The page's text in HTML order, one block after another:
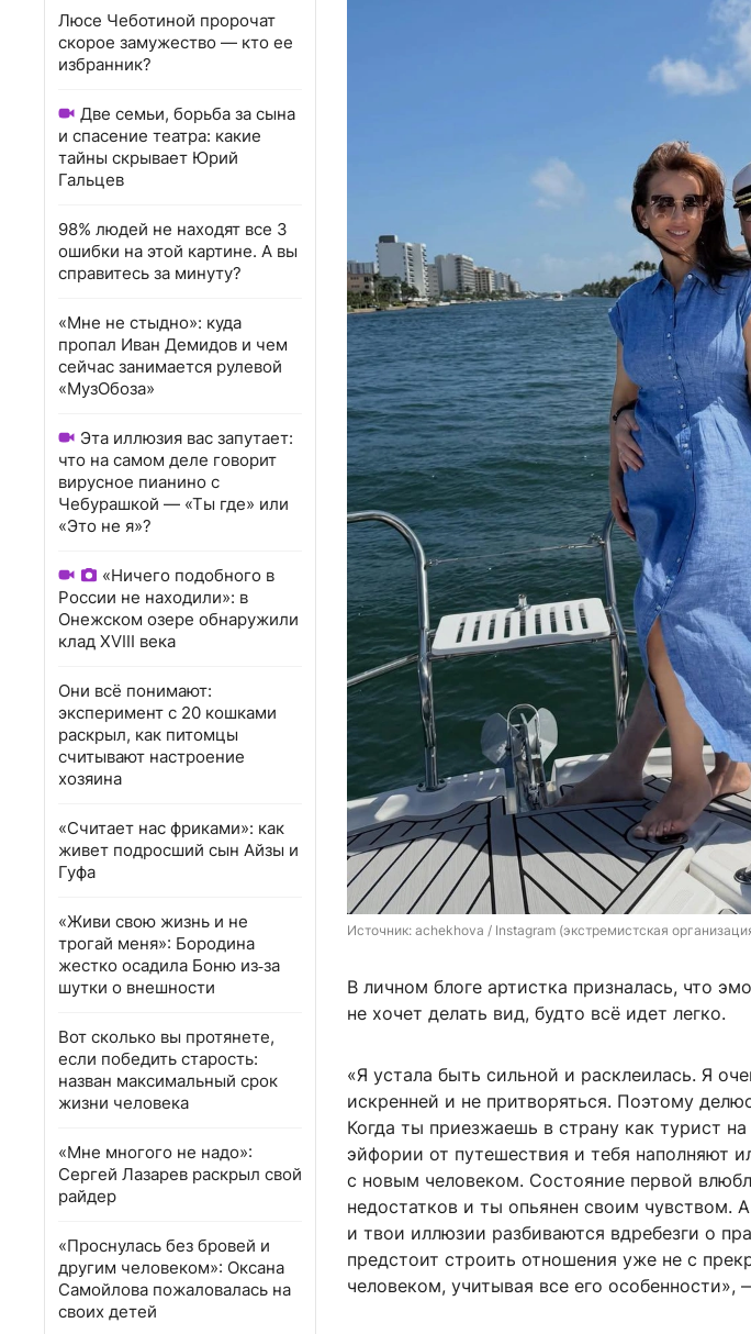
Люсе Чеботиной пророчат
скорое замужество — кто ее
избранник?
Две семьи, борьба за сына
и спасение театра: какие
тайны скрывает Юрий
Гальцев
98% людей не находят все 3
ошибки на этой картине. А вы
справитесь за минуту?
«Мне не стыдно»: куда
пропал Иван Демидов и чем
сейчас занимается рулевой
«МузОбоза»
Эта иллюзия вас запутает:
что на самом деле говорит
вирусное пианино с
Чебурашкой — «Ты где» или
«Это не я»?
«Ничего подобного в
России не находили»: в
Онежском озере обнаружили
клад XVIII века
Они всё понимают:
эксперимент с 20 кошками
раскрыл, как питомцы
считывают настроение
хозяина
«Считает нас фриками»: как
живет подросший сын Айзы и
Гуфа
«Живи свою жизнь и не
трогай меня»: Бородина
жестко осадила Боню из‑за
шутки о внешности
Вот сколько вы протянете,
если победить старость:
назван максимальный срок
жизни человека
«Мне многого не надо»:
Сергей Лазарев раскрыл свой
райдер
«Проснулась без бровей и
другим человеком»: Оксана
Самойлова пожаловалась на
своих детей
Источник: achekhova / Instagram (экстремистская
В личном блоге артистка призналась, что
не хочет делать вид, будто всё идет легко.
«Я устала быть сильной и расклеилась. Я
искренней и не притворяться. Поэтому
Когда ты приезжаешь в страну как турист
эйфории от путешествия и тебя наполняют
с новым человеком. Состояние первой
недостатков и ты опьянен своим чувством.
и твои иллюзии разбиваются вдребезги о
предстоит строить отношения уже не с
человеком, учитывая все его особенности»,